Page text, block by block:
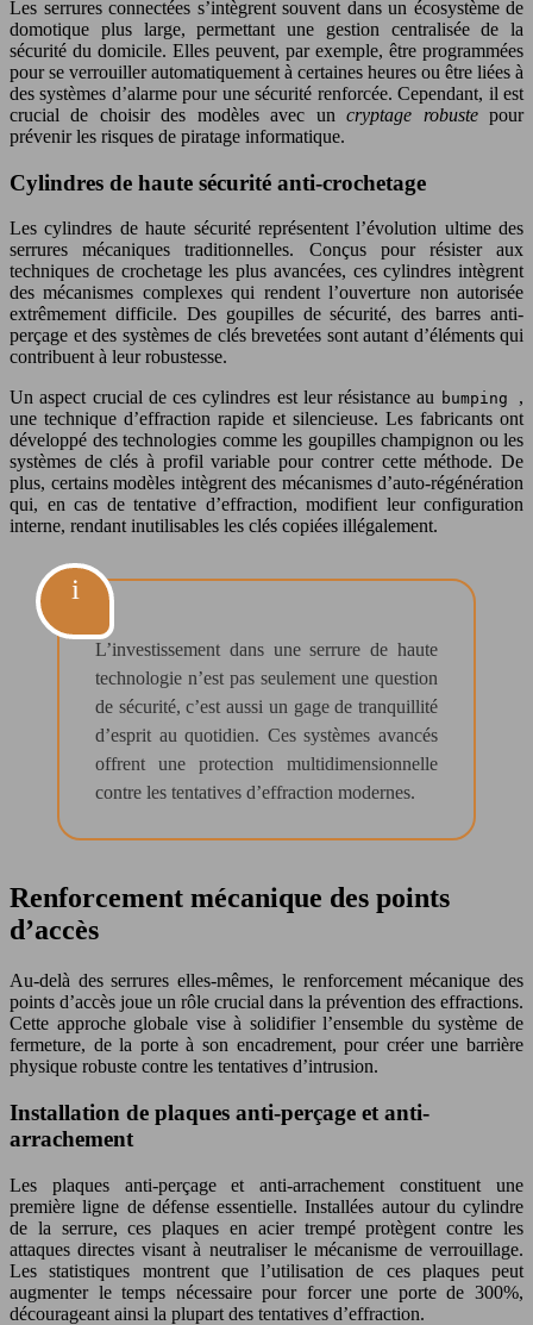
Les serrures connectées s’intègrent souvent dans un écosystème de
domotique plus large, permettant une gestion centralisée de la
sécurité du domicile. Elles peuvent, par exemple, être programmées
pour se verrouiller automatiquement à certaines heures ou être liées à
des systèmes d’alarme pour une sécurité renforcée. Cependant, il est
crucial de choisir des modèles avec uncryptage robustepour
prévenir les risques de piratage informatique.
Cylindres de haute sécurité anti-crochetage
Les cylindres de haute sécurité représentent l’évolution ultime des
serrures mécaniques traditionnelles. Conçus pour résister aux
techniques de crochetage les plus avancées, ces cylindres intègrent
des mécanismes complexes qui rendent l’ouverture non autorisée
extrêmement difficile. Des goupilles de sécurité, des barres anti-
perçage et des systèmes de clés brevetées sont autant d’éléments qui
contribuent à leur robustesse.
Un aspect crucial de ces cylindres est leur résistance au bumping ,
une technique d’effraction rapide et silencieuse. Les fabricants ont
développé des technologies comme les goupilles champignon ou les
systèmes de clés à profil variable pour contrer cette méthode. De
plus, certains modèles intègrent des mécanismes d’auto-régénération
qui, en cas de tentative d’effraction, modifient leur configuration
interne, rendant inutilisables les clés copiées illégalement.
L’investissement dans une serrure de haute
technologie n’est pas seulement une question
de sécurité, c’est aussi un gage de tranquillité
d’esprit au quotidien. Ces systèmes avancés
offrent une protection multidimensionnelle
contre les tentatives d’effraction modernes.
Renforcement mécanique des points
d’accès
Au-delà des serrures elles-mêmes, le renforcement mécanique des
points d’accès joue un rôle crucial dans la prévention des effractions.
Cette approche globale vise à solidifier l’ensemble du système de
fermeture, de la porte à son encadrement, pour créer une barrière
physique robuste contre les tentatives d’intrusion.
Installation de plaques anti-perçage et anti-
arrachement
Les plaques anti-perçage et anti-arrachement constituent une
première ligne de défense essentielle. Installées autour du cylindre
de la serrure, ces plaques en acier trempé protègent contre les
attaques directes visant à neutraliser le mécanisme de verrouillage.
Les statistiques montrent que l’utilisation de ces plaques peut
augmenter le temps nécessaire pour forcer une porte de 300%,
décourageant ainsi la plupart des tentatives d’effraction.